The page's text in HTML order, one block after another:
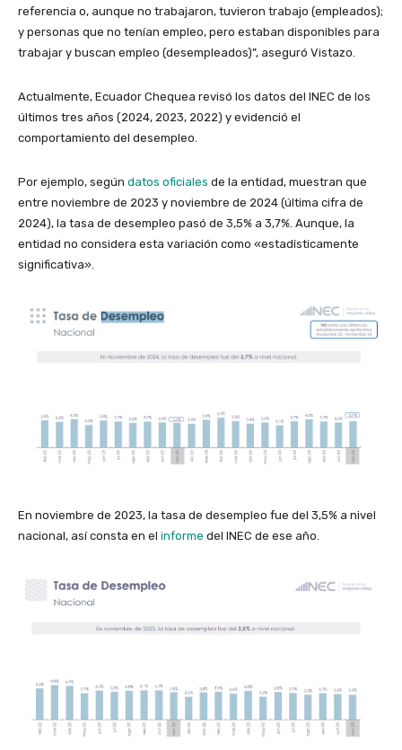
referencia o, aunque no trabajaron, tuvieron trabajo (empleados);
y personas que no tenían empleo, pero estaban disponibles para
trabajar y buscan empleo (desempleados)”, aseguró Vistazo.
Actualmente, Ecuador Chequea revisó los datos del INEC de los
últimos tres años (2024, 2023, 2022) y evidenció el
comportamiento del desempleo.
Por ejemplo, según datos oficiales de la entidad, muestran que
entre noviembre de 2023 y noviembre de 2024 (última cifra de
2024), la tasa de desempleo pasó de 3,5% a 3,7%. Aunque, la
entidad no considera esta variación como «estadísticamente
significativa».
En noviembre de 2023, la tasa de desempleo fue del 3,5% a nivel
nacional, así consta en el informe del INEC de ese año.